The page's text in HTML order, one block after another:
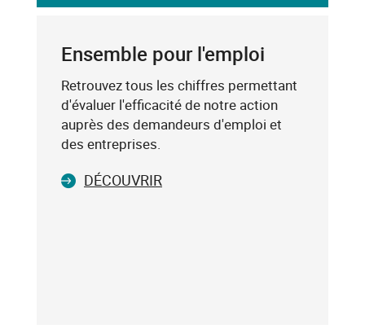
un
clé
(exemple
:
75019),
sélectionnez-
le
la
CODE
Ensemble pour l'emploi
Retrouvez tous les chiffres permettant
d'évaluer l'efficacité de notre action
auprès des demandeurs d'emploi et
des entreprises.
DÉCOUVRIR